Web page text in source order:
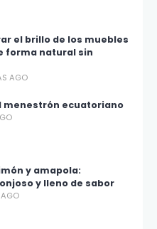
el brillo de los muebles
forma natural sin
AGO
menestrón ecuatoriano
y amapola:
y lleno de sabor